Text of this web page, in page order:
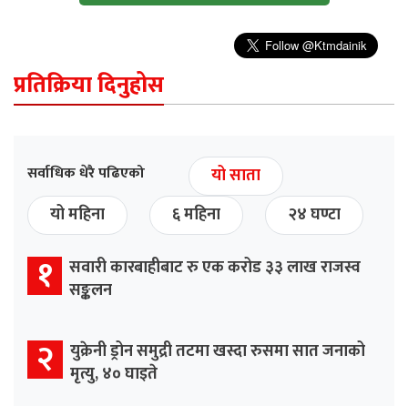
प्रतिक्रिया दिनुहोस
सर्वाधिक धेरै पढिएको
यो साता
यो महिना
६ महिना २४ घण्टा
१ सवारी कारबाहीबाट रु एक करोड ३३ लाख राजस्व
सङ्कलन
२ युक्रेनी ड्रोन समुद्री तटमा खस्दा रुसमा सात जनाको
मृत्यु, ४० घाइते